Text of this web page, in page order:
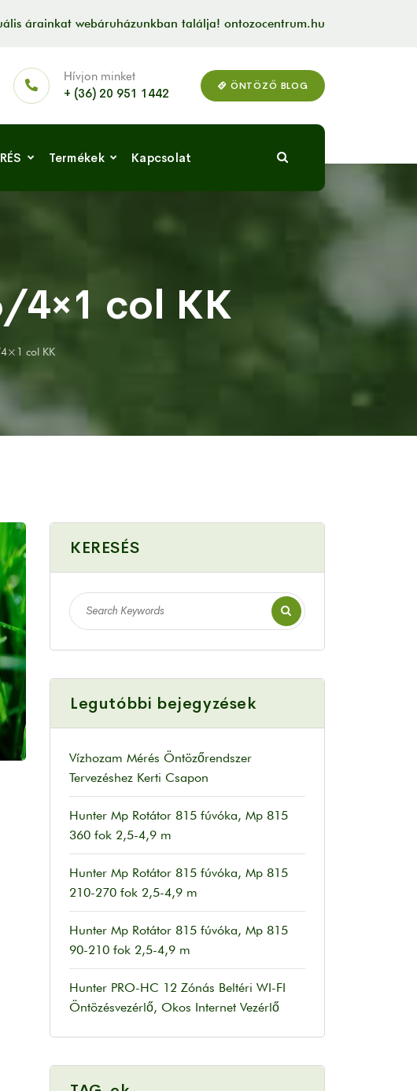
árainkat webáruházunkban találja! ontozocentrum.hu
Hívjon minket
+ (36) 20 951 1442 ÖNTÖZŐ BLOG
Termékek Kapcsolat
4×1 col KK
col KK
KERESÉS
Legutóbbi bejegyzések
Vízhozam Mérés Öntözőrendszer
Tervezéshez Kerti Csapon
Hunter Mp Rotátor 815 fúvóka, Mp 815
360 fok 2,5-4,9 m
Hunter Mp Rotátor 815 fúvóka, Mp 815
210-270 fok 2,5-4,9 m
Hunter Mp Rotátor 815 fúvóka, Mp 815
90-210 fok 2,5-4,9 m
Hunter PRO-HC 12 Zónás Beltéri WI-FI
Öntözésvezérlő, Okos Internet Vezérlő